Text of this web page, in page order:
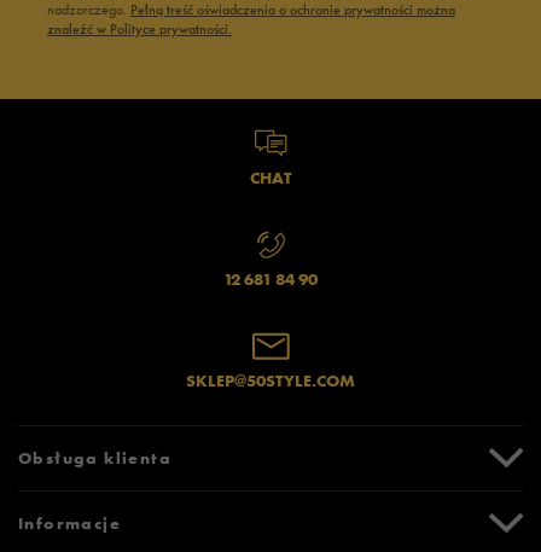
nadzorczego. Pełną treść oświadczenia o ochronie prywatności można
znaleźć w Polityce prywatności.
CHAT
12 681 84 90
SKLEP@50STYLE.COM
Obsługa klienta
Zwroty i reklamacje
Informacje